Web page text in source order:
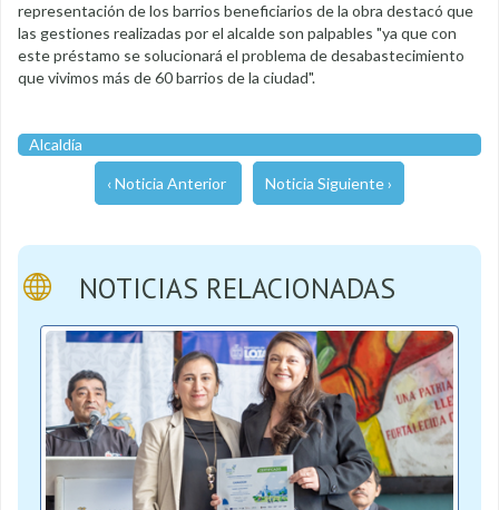
representación de los barrios beneficiarios de la obra destacó que
las gestiones realizadas por el alcalde son palpables "ya que con
este préstamo se solucionará el problema de desabastecimiento
que vivimos más de 60 barrios de la ciudad".
Alcaldía
‹ Noticia Anterior Noticia Siguiente ›
NOTICIAS RELACIONADAS